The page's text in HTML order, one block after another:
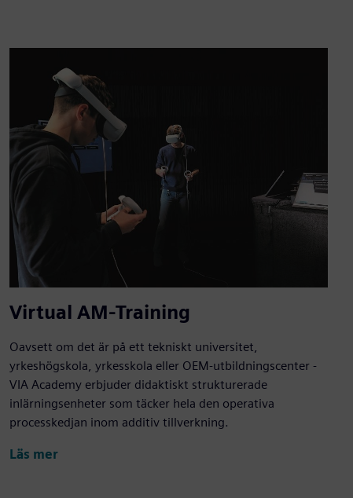
Virtual AM-Training
Oavsett om det är på ett tekniskt universitet,
yrkeshögskola, yrkesskola eller OEM-utbildningscenter -
VIA Academy erbjuder didaktiskt strukturerade
inlärningsenheter som täcker hela den operativa
processkedjan inom additiv tillverkning.
Läs mer